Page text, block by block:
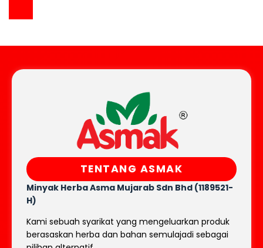
TENTANG ASMAK
Minyak Herba Asma Mujarab Sdn Bhd (1189521-
H)
Kami sebuah syarikat yang mengeluarkan produk
berasaskan herba dan bahan semulajadi sebagai